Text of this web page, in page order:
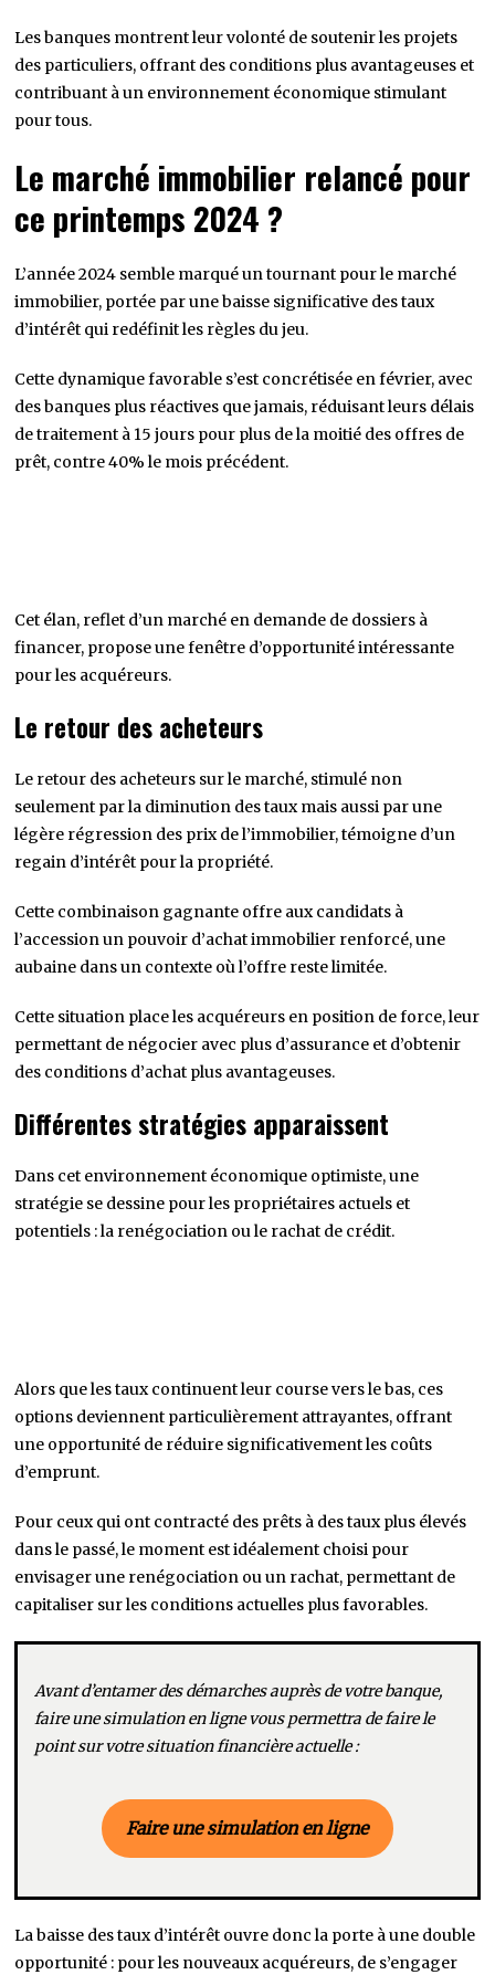
Les banques montrent leur volonté de soutenir les projets
des particuliers, offrant des conditions plus avantageuses et
contribuant à un environnement économique stimulant
pour tous.
Le marché immobilier relancé pour
ce printemps 2024 ?
L’année 2024 semble marqué un tournant pour le marché
immobilier, portée par une baisse significative des taux
d’intérêt qui redéfinit les règles du jeu.
Cette dynamique favorable s’est concrétisée en février, avec
des banques plus réactives que jamais, réduisant leurs délais
de traitement à 15 jours pour plus de la moitié des offres de
prêt, contre 40% le mois précédent.
Cet élan, reflet d’un marché en demande de dossiers à
financer, propose une fenêtre d’opportunité intéressante
pour les acquéreurs.
Le retour des acheteurs
Le retour des acheteurs sur le marché, stimulé non
seulement par la diminution des taux mais aussi par une
légère régression des prix de l’immobilier, témoigne d’un
regain d’intérêt pour la propriété.
Cette combinaison gagnante offre aux candidats à
l’accession un pouvoir d’achat immobilier renforcé, une
aubaine dans un contexte où l’offre reste limitée.
Cette situation place les acquéreurs en position de force, leur
permettant de négocier avec plus d’assurance et d’obtenir
des conditions d’achat plus avantageuses.
Différentes stratégies apparaissent
Dans cet environnement économique optimiste, une
stratégie se dessine pour les propriétaires actuels et
potentiels : la renégociation ou le rachat de crédit.
Alors que les taux continuent leur course vers le bas, ces
options deviennent particulièrement attrayantes, offrant
une opportunité de réduire significativement les coûts
d’emprunt.
Pour ceux qui ont contracté des prêts à des taux plus élevés
dans le passé, le moment est idéalement choisi pour
envisager une renégociation ou un rachat, permettant de
capitaliser sur les conditions actuelles plus favorables.
Avant d’entamer des démarches auprès de votre banque,
faire une simulation en ligne vous permettra de faire le
point sur votre situation financière actuelle :
Faire une simulation en ligne
La baisse des taux d’intérêt ouvre donc la porte à une double
opportunité : pour les nouveaux acquéreurs, de s’engager